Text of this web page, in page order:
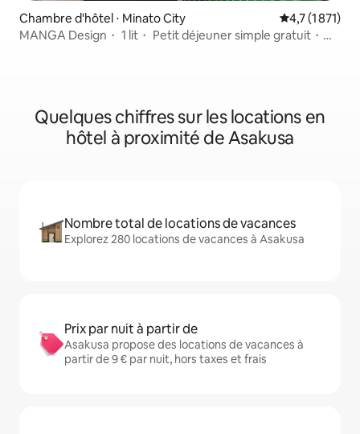
Chambre d'hôtel ⋅ Minato City Évaluation
4,7 (1 871)
MANGA Design・ 1 lit・ Petit déjeuner simple gratuit・
Quelques chiffres sur les locations en
hôtel à proximité de Asakusa
Nombre total de locations de vacances
Explorez 280 locations de vacances à Asakusa
Prix par nuit à partir de
Asakusa propose des locations de vacances à
partir de 9 € par nuit, hors taxes et frais